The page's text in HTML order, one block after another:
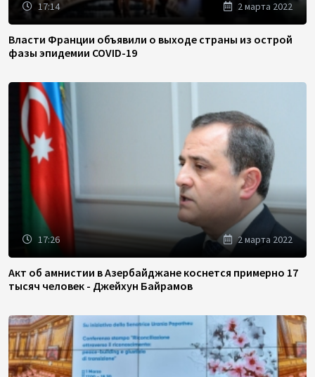
17:14 2 марта 2022
Власти Франции объявили о выходе страны из острой
фазы эпидемии COVID-19
17:26 2 марта 2022
Акт об амнистии в Азербайджане коснется примерно 17
тысяч человек - Джейхун Байрамов